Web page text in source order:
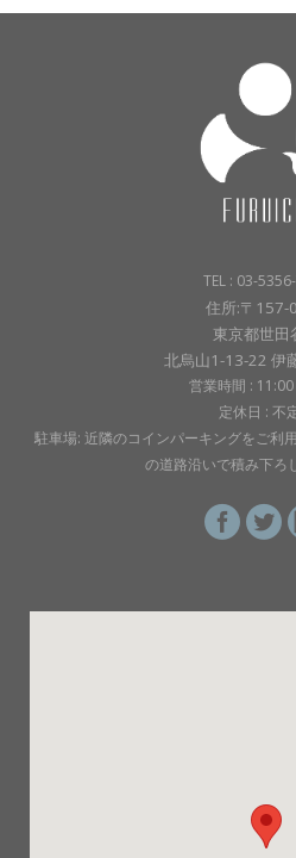
TEL : 03-
住所:〒157-
東京都世田
北烏山1-13-22 伊
営業時間 :
定休日 : 不
駐車場: 近隣のコインパーキングをご利
の道路沿いで積み下ろ